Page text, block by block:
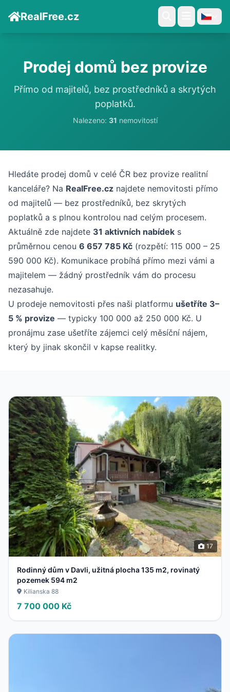
RealFree.cz
Prodej domů bez provize
Přímo od majitelů, bez prostředníků a skrytých
poplatků.
Nalezeno: 31 nemovitostí
Hledáte prodej domů v celé ČR bez provize realitní
kanceláře? Na RealFree.cz najdete nemovitosti přímo
od majitelů — bez prostředníků, bez skrytých
poplatků a s plnou kontrolou nad celým procesem.
Aktuálně zde najdete 31 aktivních nabídek s
průměrnou cenou 6 657 785 Kč (rozpětí: 115 000 – 25
590 000 Kč). Komunikace probíhá přímo mezi vámi a
majitelem — žádný prostředník vám do procesu
nezasahuje.
U prodeje nemovitosti přes naši platformu ušetříte 3–
5 % provize — typicky 100 000 až 250 000 Kč. U
pronájmu zase ušetříte zájemci celý měsíční nájem,
který by jinak skončil v kapse realitky.
17
Rodinný dům v Davli, užitná plocha 135 m2, rovinatý
pozemek 594 m2
Kilianska 88
7 700 000 Kč